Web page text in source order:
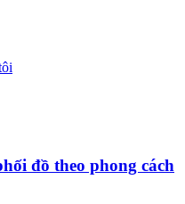
đồ theo phong cách